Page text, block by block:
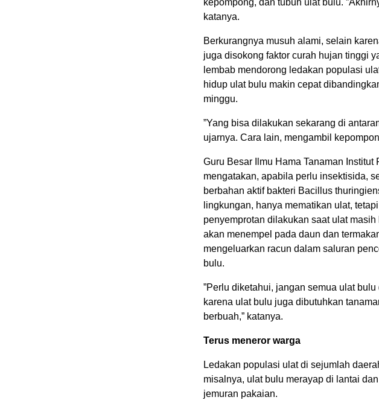
kepompong, dan tubuh ulat bulu.
katanya.
Berkurangnya musuh alami, selain
juga disokong faktor curah hujan tinggi
lembab mendorong ledakan populasi
hidup ulat bulu makin cepat
minggu.
”Yang bisa dilakukan sekarang di
ujarnya. Cara lain, mengambil
Guru Besar Ilmu Hama Tanaman Institut
mengatakan, apabila perlu insektisida,
berbahan aktif bakteri Bacillus
lingkungan, hanya mematikan ulat,
penyemprotan dilakukan saat ulat
akan menempel pada daun dan
mengeluarkan racun dalam saluran
bulu.
”Perlu diketahui, jangan semua ulat
karena ulat bulu juga dibutuhkan
berbuah,” katanya.
Terus meneror warga
Ledakan populasi ulat di sejumlah
misalnya, ulat bulu merayap di lantai
jemuran pakaian.